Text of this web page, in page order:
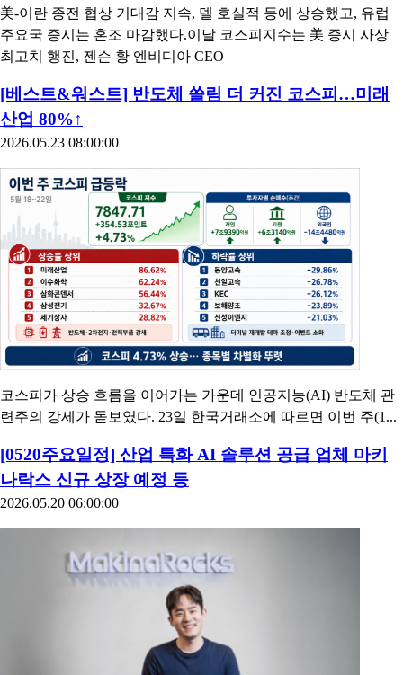
美-이란 종전 협상 기대감 지속, 델 호실적 등에 상승했고, 유럽
주요국 증시는 혼조 마감했다.이날 코스피지수는 美 증시 사상
최고치 행진, 젠슨 황 엔비디아 CEO
[베스트&워스트] 반도체 쏠림 더 커진 코스피…미래
산업 80%↑
2026.05.23 08:00:00
코스피가 상승 흐름을 이어가는 가운데 인공지능(AI) 반도체 관
련주의 강세가 돋보였다. 23일 한국거래소에 따르면 이번 주(1...
[0520주요일정] 산업 특화 AI 솔루션 공급 업체 마키
나락스 신규 상장 예정 등
2026.05.20 06:00:00